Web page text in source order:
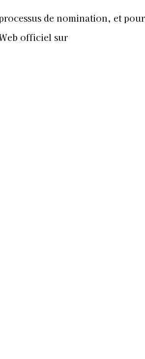
de nomination, et pour
officiel sur